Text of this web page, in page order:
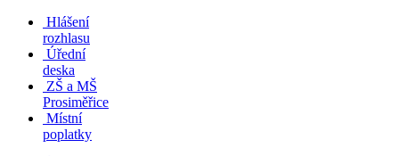
Hlášení
rozhlasu
Úřední
deska
ZŠ a MŠ
Prosiměřice
Místní
poplatky